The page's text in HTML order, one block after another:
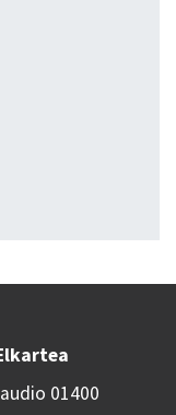
01400